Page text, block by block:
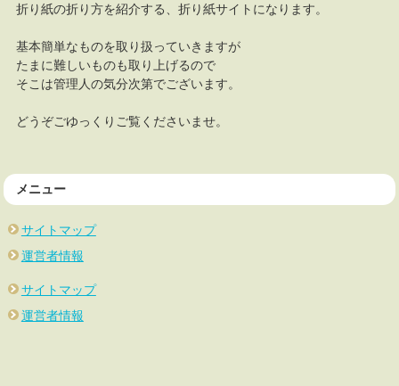
折り紙の折り方を紹介する、折り紙サイトになります。
基本簡単なものを取り扱っていきますが
たまに難しいものも取り上げるので
そこは管理人の気分次第でございます。
どうぞごゆっくりご覧くださいませ。
メニュー
サイトマップ
運営者情報
サイトマップ
運営者情報